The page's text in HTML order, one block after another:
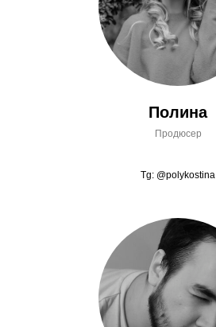
Полина
Продюсер
Tg: @polykostina